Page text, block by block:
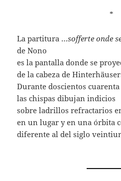
*
La partitura …sofferte onde
de Nono
es la pantalla donde se
de la cabeza de
Durante doscientos cuarenta
las chispas dibujan indicios
sobre ladrillos refractarios
en un lugar y en una órbita
diferente al del siglo